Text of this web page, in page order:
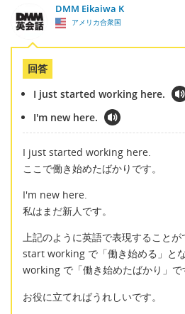
DMM Eikaiwa K
アメリカ合衆国
回答
I just started working here.
I'm new here.
I just started working here.
ここで働き始めたばかりです。
I'm new here.
私はまだ新人です。
上記のように英語で表現することが
start working で「働き始める」と
working で「働き始めたばかり」で
お役に立てればうれしいです。